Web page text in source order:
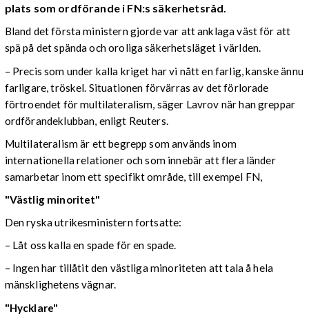
plats som ordförande i FN:s säkerhetsråd.
Bland det första ministern gjorde var att anklaga väst för att
spä på det spända och oroliga säkerhetsläget i världen.
– Precis som under kalla kriget har vi nått en farlig, kanske ännu
farligare, tröskel. Situationen förvärras av det förlorade
förtroendet för multilateralism, säger Lavrov när han greppar
ordförandeklubban, enligt Reuters.
Multilateralism är ett begrepp som används inom
internationella relationer och som innebär att flera länder
samarbetar inom ett specifikt område, till exempel FN,
"Västlig minoritet"
Den ryska utrikesministern fortsatte:
– Låt oss kalla en spade för en spade.
– Ingen har tillåtit den västliga minoriteten att tala å hela
mänsklighetens vägnar.
"Hycklare"